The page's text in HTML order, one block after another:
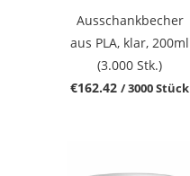
Ausschankbecher
aus PLA, klar, 200ml
(3.000 Stk.)
€162.42 / 3000 Stück